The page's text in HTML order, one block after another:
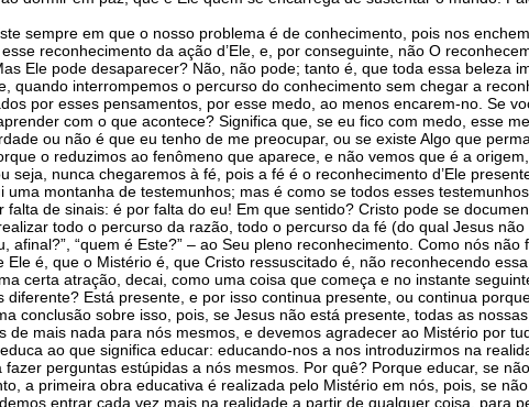
sempre em que o nosso problema é de conhecimento, pois nos
reconhecimento da ação d’Ele, e, por conseguinte, não O
Ele pode desaparecer? Não, não pode; tanto é, que toda essa beleza
quando interrompemos o percurso do conhecimento sem chegar a
por esses pensamentos, por esse medo, ao menos encarem-no. Se
com o que acontece? Significa que, se eu fico com medo, esse
ou não é que eu tenho de me preocupar, ou se existe Algo que
o reduzimos ao fenômeno que aparece, e não vemos que é a
seja, nunca chegaremos à fé, pois a fé é o reconhecimento d’Ele
uma montanha de testemunhos; mas é como se todos esses
de sinais: é por falta do eu! Em que sentido? Cristo pode se
todo o percurso da razão, todo o percurso da fé (do qual Jesus
afinal?”, “quem é Este?” – ao Seu pleno reconhecimento. Como nós
é, que o Mistério é, que Cristo ressuscitado é, não reconhecendo
certa atração, decai, como uma coisa que começa e no instante
Está presente, e por isso continua presente, ou continua
conclusão sobre isso, pois, se Jesus não está presente, todas as
de mais nada para nós mesmos, e devemos agradecer ao Mistério por
ao que significa educar: educando-nos a nos introduzirmos na
perguntas estúpidas a nós mesmos. Por quê? Porque educar, se
a primeira obra educativa é realizada pelo Mistério em nós, pois, se
entrar cada vez mais na realidade a partir de qualquer coisa,